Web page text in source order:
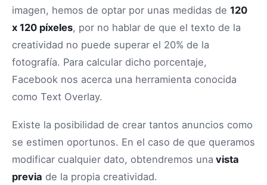
imagen, hemos de optar por unas medidas de 120
x 120 píxeles, por no hablar de que el texto de la
creatividad no puede superar el 20% de la
fotografía. Para calcular dicho porcentaje,
Facebook nos acerca una herramienta conocida
como Text Overlay.
Existe la posibilidad de crear tantos anuncios como
se estimen oportunos. En el caso de que queramos
modificar cualquier dato, obtendremos una vista
previa de la propia creatividad.